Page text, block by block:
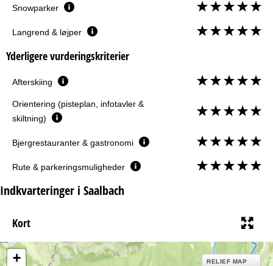
Snowparker
Langrend & løjper
Yderligere vurderingskriterier
Afterskiing
Orientering (pisteplan, infotavler &
skiltning)
Bjergrestauranter & gastronomi
Rute & parkeringsmuligheder
Indkvarteringer i Saalbach
Kort
+ RELIEF MAP